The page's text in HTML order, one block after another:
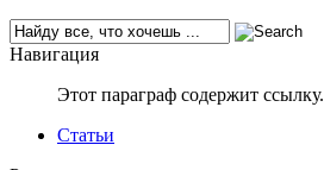
Навигация
Этот параграф содержит ссылку.
Статьи